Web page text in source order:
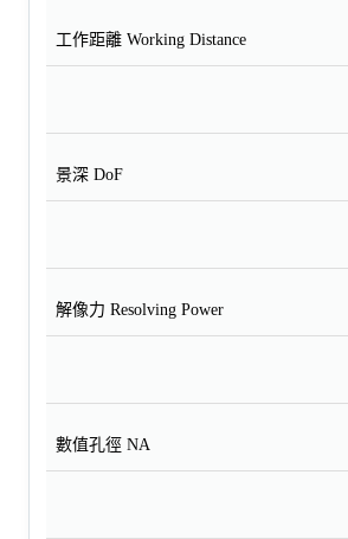
工作距離 Working Distance
景深 DoF
解像力 Resolving Power
數值孔徑 NA